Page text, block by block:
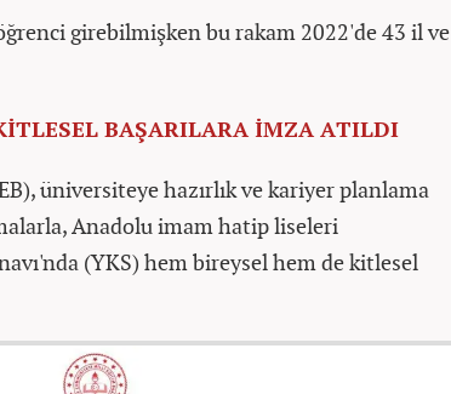
girebilmişken bu rakam 2022'de 43 il ve
BAŞARILARA İMZA ATILDI
üniversiteye hazırlık ve kariyer planlama
Anadolu imam hatip liseleri
(YKS) hem bireysel hem de kitlesel